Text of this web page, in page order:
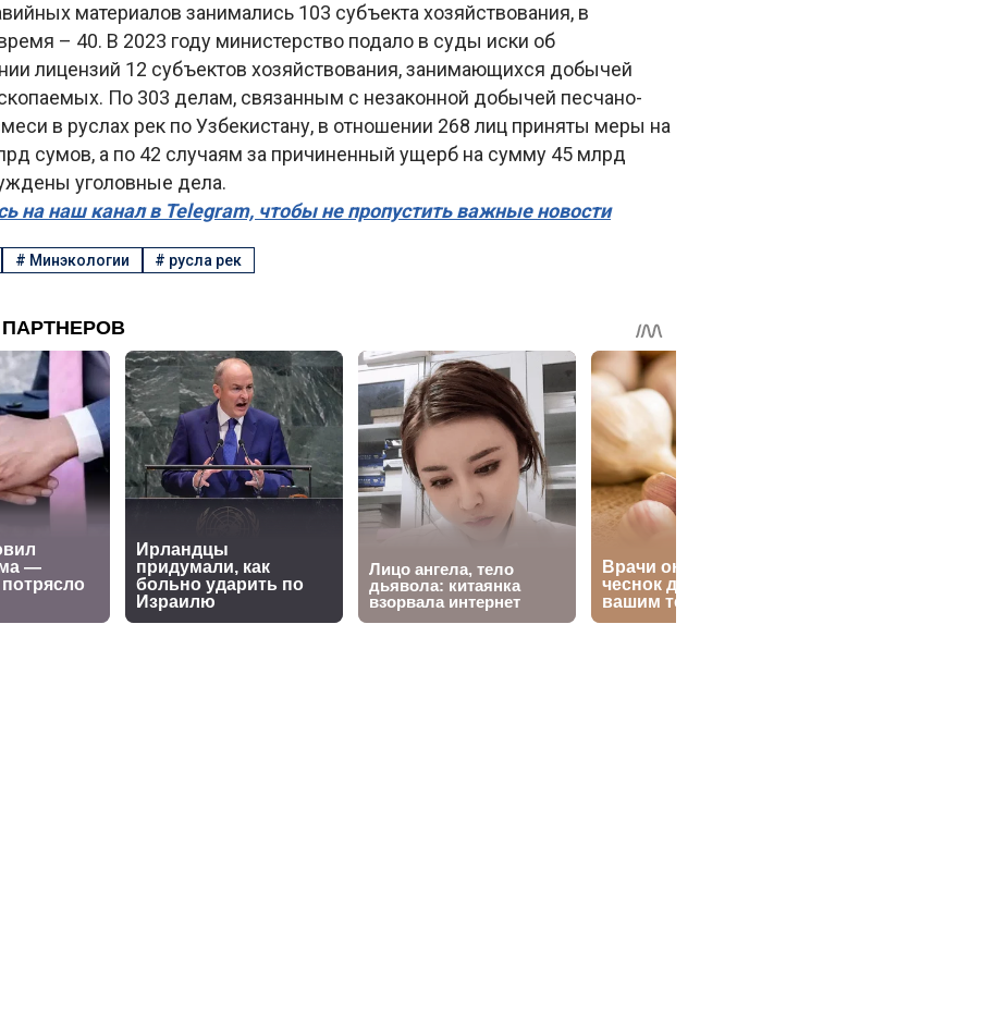
материалов занимались 103 субъекта хозяйствования, в
– 40. В 2023 году министерство подало в суды иски об
лицензий 12 субъектов хозяйствования, занимающихся добычей
По 303 делам, связанным с незаконной добычей песчано-
в руслах рек по Узбекистану, в отношении 268 лиц приняты меры на
сумов, а по 42 случаям за причиненный ущерб на сумму 45 млрд
уголовные дела.
на наш канал в Telegram, чтобы не пропустить важные новости
# Минэкологии # русла рек